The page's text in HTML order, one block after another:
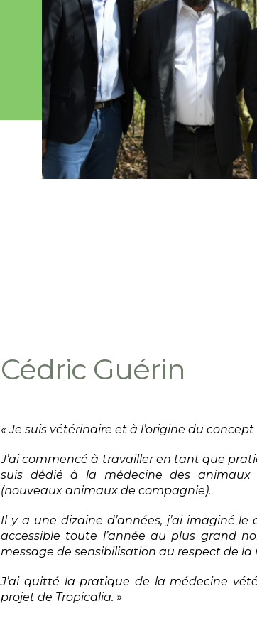
Cédric Guérin
« Je suis vétérinaire et à l’origine du
J’ai commencé à travailler en tant que
suis dédié à la médecine des
(nouveaux animaux de compagnie).
Il y a une dizaine d’années, j’ai imaginé
accessible toute l’année au plus grand
message de sensibilisation au respect de la
J’ai quitté la pratique de la médecine
projet de Tropicalia. »